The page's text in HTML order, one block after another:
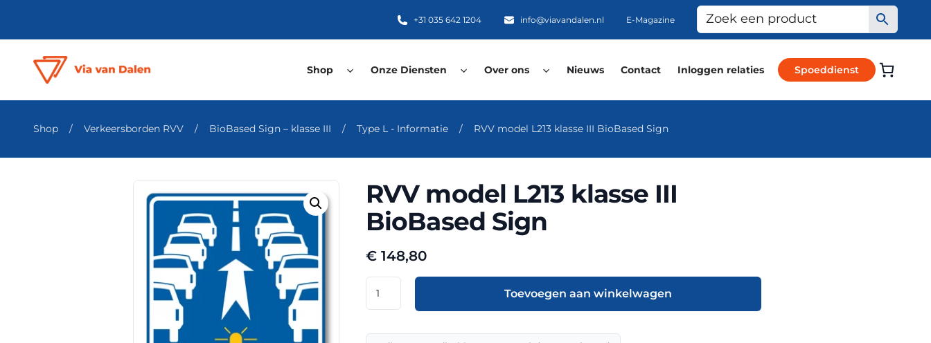
+31 035 642 1204 info@viavandalen.nl E-Magazine
Shop Onze Diensten Over ons Nieuws Contact Inloggen relaties Spoeddienst
Shop / Verkeersborden RVV / BioBased Sign – klasse III / Type L - Informatie / RVV model L213 klasse III BioBased Sign
RVV model L213 klasse III
BioBased Sign
€ 148,80
model
klasse
Toevoegen aan winkelwagen